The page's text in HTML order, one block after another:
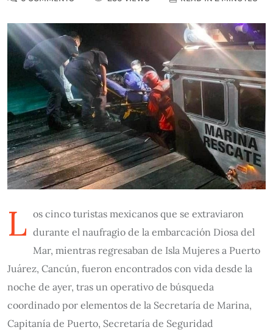
L os cinco turistas mexicanos que se extraviaron
durante el naufragio de la embarcación Diosa del
Mar, mientras regresaban de Isla Mujeres a Puerto
Juárez, Cancún, fueron encontrados con vida desde la
noche de ayer, tras un operativo de búsqueda
coordinado por elementos de la Secretaría de Marina,
Capitanía de Puerto, Secretaría de Seguridad